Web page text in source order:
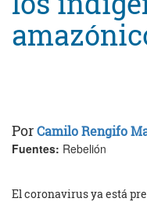
PorCamilo Rengifo
Fuentes: Rebelión
El coronavirus ya está